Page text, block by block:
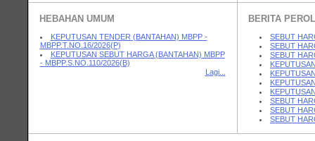
HEBAHAN UMUM
KEPUTUSAN TENDER (BANTAHAN) MBPP -
MBPP.T.NO.16/2026(P)
KEPUTUSAN SEBUT HARGA (BANTAHAN) MBPP
- MBPP.S.NO.110/2026(B)
Lagi...
BERITA
SEBUT
SEBUT
SEBUT
SEBUT
SEBUT
SEBUT